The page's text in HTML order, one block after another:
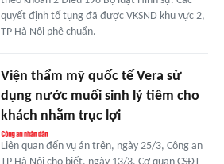
quyết định tố tụng đã được VKSND khu vực 2,
TP Hà Nội phê chuẩn.
Viện thẩm mỹ quốc tế Vera sử
dụng nước muối sinh lý tiêm cho
khách nhằm trục lợi
Liên quan đến vụ án trên, ngày 25/3, Công an
TP Hà Nội cho biết, ngày 13/3, Cơ quan CSĐT